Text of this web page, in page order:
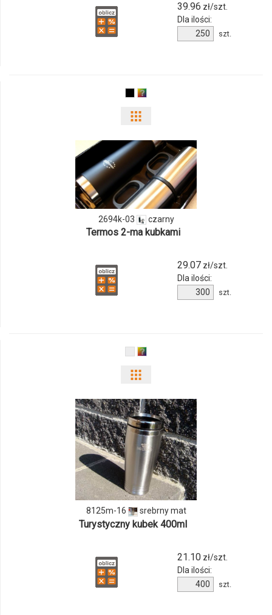
39.96 zł/szt.
Dla ilości:
produktu
szt.
odmiany
i
ilości
produktu
2694k-
2694k-03 czarny
Termos 2-ma kubkami
29.07zł/szt.
Dla ilości:
produktu
szt.
odmiany
i
ilości
produktu
8125m-
16
8125m-16 srebrny mat
Turystyczny kubek 400ml
21.10zł/szt.
Dla ilości:
produktu
szt.